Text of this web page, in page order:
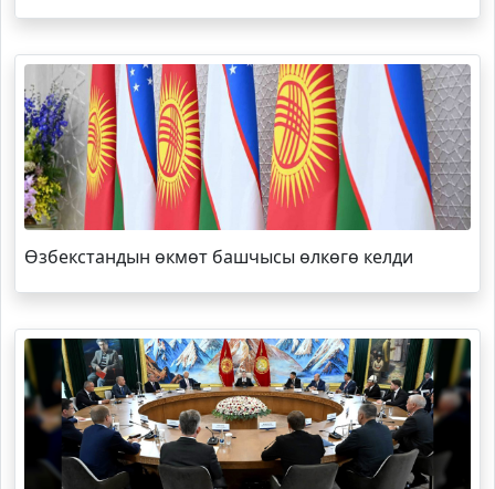
Өзбекстандын өкмөт башчысы өлкөгө келди